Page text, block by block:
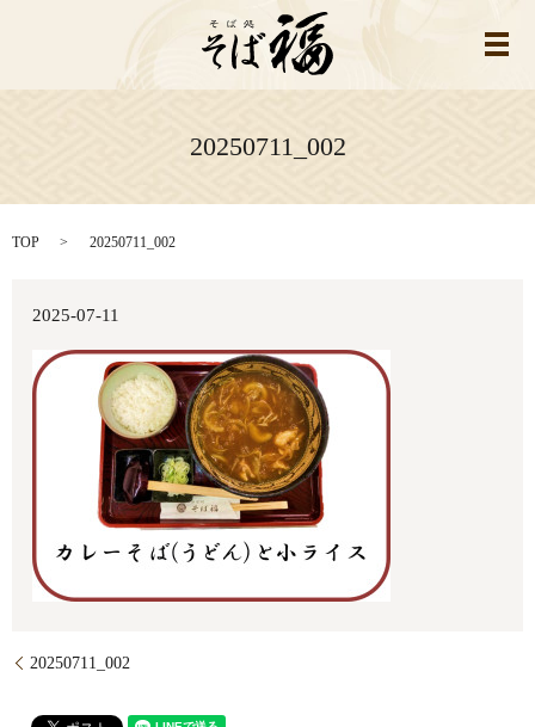
メ
20250711_002
TOP 20250711_002
2025-07-11
20250711_002